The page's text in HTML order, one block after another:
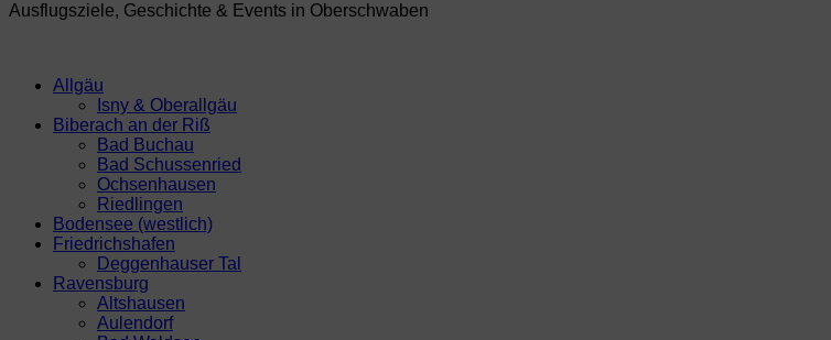
Ausflugsziele, Geschichte & Events in Oberschwaben
Allgäu
Isny & Oberallgäu
Biberach an der Riß
Bad Buchau
Bad Schussenried
Ochsenhausen
Riedlingen
Bodensee (westlich)
Friedrichshafen
Deggenhauser Tal
Ravensburg
Altshausen
Aulendorf